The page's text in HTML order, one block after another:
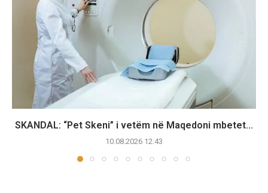
SKANDAL: “Pet Skeni” i vetëm në Maqedoni mbetet...
10.08.2026 12:43